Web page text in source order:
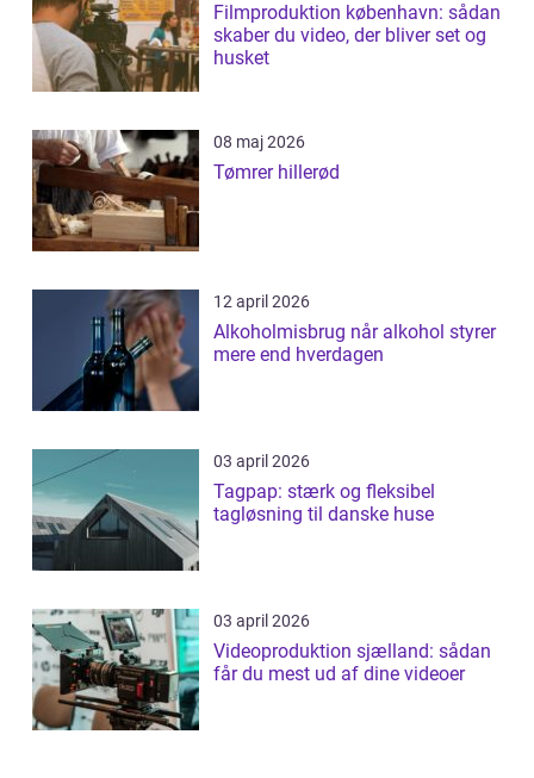
Filmproduktion københavn: sådan
skaber du video, der bliver set og
husket
08 maj 2026
Tømrer hillerød
12 april 2026
Alkoholmisbrug når alkohol styrer
mere end hverdagen
03 april 2026
Tagpap: stærk og fleksibel
tagløsning til danske huse
03 april 2026
Videoproduktion sjælland: sådan
får du mest ud af dine videoer